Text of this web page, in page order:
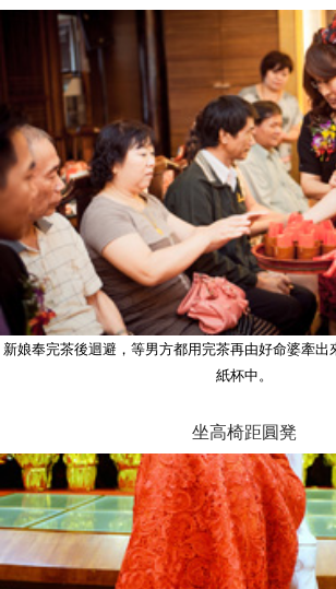
新娘奉完茶後迴避，等男方都用完茶再由好命婆牽出
紙杯中。
坐高椅距圓凳